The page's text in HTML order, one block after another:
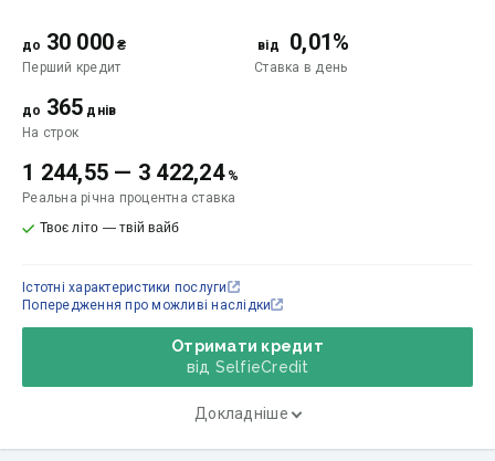
до 30 000 ₴
Перший кредит
від 0,01%
Ставка в день
до 365 днів
На строк
1 244,55 — 3 422,24 %
Реальна річна процентна ставка
Отримати кредит
від SelfieCredit
Докладніше
Твоє літо — твій вайб
Істотні характеристики послуги
Попередження про можливі наслідки